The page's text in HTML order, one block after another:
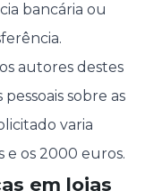
bancária ou
autores destes
sobre as
varia
os 2000 euros.
em lojas